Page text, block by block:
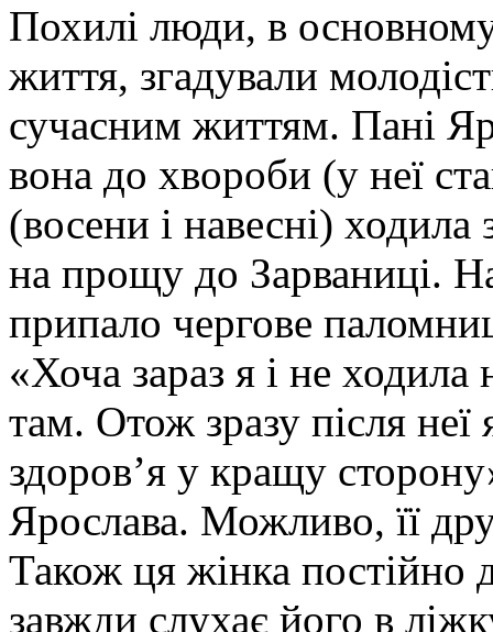
Похилі люди, в
життя, згадували
сучасним життям. Пані
вона до хвороби (у неї
(восени і навесні)
на прощу до Зарваниці.
припало чергове
«Хоча зараз я і не
там. Отож зразу після неї
здоров’я у кращу
Ярослава. Можливо, її
Також ця жінка постійно
завжди слухає його в